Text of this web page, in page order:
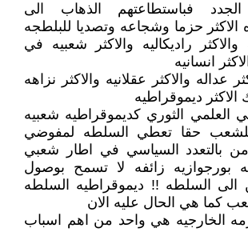
الجدد فباستطاعتهم الذهاب الى
الاكثر حزما وشجاعه وتصديا للبلطجه
والاكثر راديكاليه والاكثر شعبيه في
انسانيه
عداله والاكثر عقلانيه والاكثر نزاهه
ديموقراطيه
العلمي الثوري كديموقراطيه شعبيه
حقا تعطي السلطه لمفوضي
بالتعدد السياسي في اطار شعبي
بورجوازيه زائفه لا تسمح بوصول
الى السلطه !! ديموقراطيه السلطه
كما هي الحال عليه الان
الخارجيه هي واحد من اهم اسباب